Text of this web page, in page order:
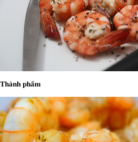
Thành phẩm